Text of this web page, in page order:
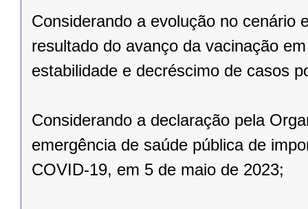
Considerando a evolução no cenário
resultado do avanço da vacinação
estabilidade e decréscimo de casos
Considerando a declaração pela
emergência de saúde pública de
COVID-19, em 5 de maio de 2023;